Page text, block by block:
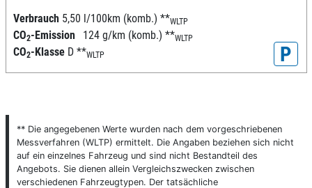
Verbrauch 5,50 l/100km (komb.) **WLTP
CO2-Emission 124 g/km (komb.) **WLTP
CO2-Klasse D **WLTP P
** Die angegebenen Werte wurden nach dem vorgeschriebenen
Messverfahren (WLTP) ermittelt. Die Angaben beziehen sich nicht
auf ein einzelnes Fahrzeug und sind nicht Bestandteil des
Angebots. Sie dienen allein Vergleichszwecken zwischen
verschiedenen Fahrzeugtypen. Der tatsächliche